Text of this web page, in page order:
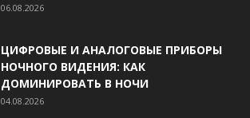
06.08.2026
ЦИФРОВЫЕ И АНАЛОГОВЫЕ ПРИБОРЫ
НОЧНОГО ВИДЕНИЯ: КАК
ДОМИНИРОВАТЬ В НОЧИ
04.08.2026